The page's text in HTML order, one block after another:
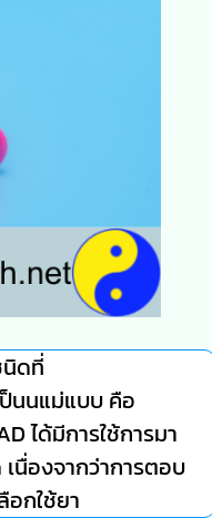
ดที่
ป็นนแม่แบบ คือ
ได้มีการใช้การมา
นื่องจากว่าการตอบ
อกใช้ยา